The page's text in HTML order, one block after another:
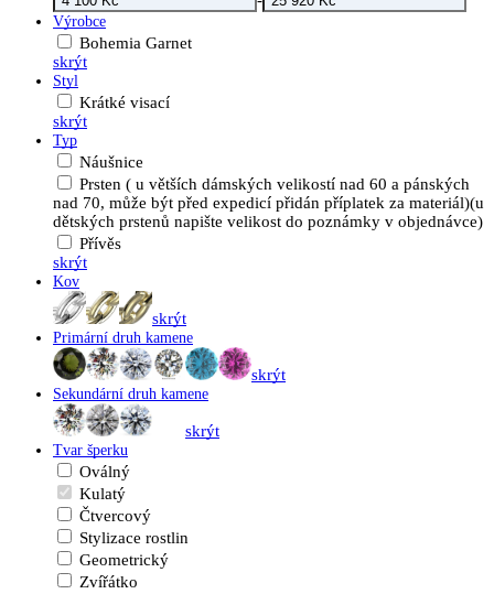
Výrobce
Bohemia Garnet
skrýt
Styl
Krátké visací
skrýt
Typ
Náušnice
Prsten ( u větších dámských velikostí nad 60 a pánských
nad 70, může být před expedicí přidán příplatek za materiál)(u
dětských prstenů napište velikost do poznámky v objednávce)
Přívěs
skrýt
Kov
skrýt
Primární druh kamene
skrýt
Sekundární druh kamene
skrýt
Tvar šperku
Oválný
Kulatý
Čtvercový
Stylizace rostlin
Geometrický
Zvířátko